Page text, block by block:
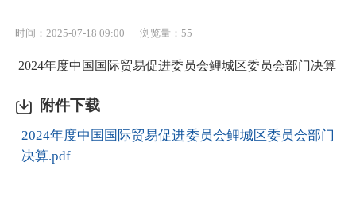
时间：2025-07-18 09:00 浏览量： 55
2024年度中国国际贸易促进委员会鲤城区委员会部门决算
附件下载
2024年度中国国际贸易促进委员会鲤城区委员会部门
决算.pdf